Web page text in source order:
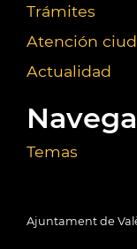
Trámites
Atención
Actualidad
Temas
Ajuntament de